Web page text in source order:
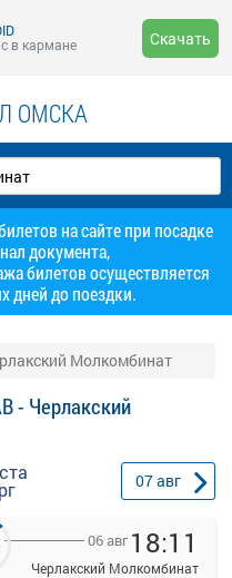
в кармане
Скачать
ОМСКА
на сайте при посадке
документа,
билетов осуществляется
дней до поездки.
Молкомбинат
- Черлакский
07авг
06 авг 18:11
Черлакский Молкомбинат